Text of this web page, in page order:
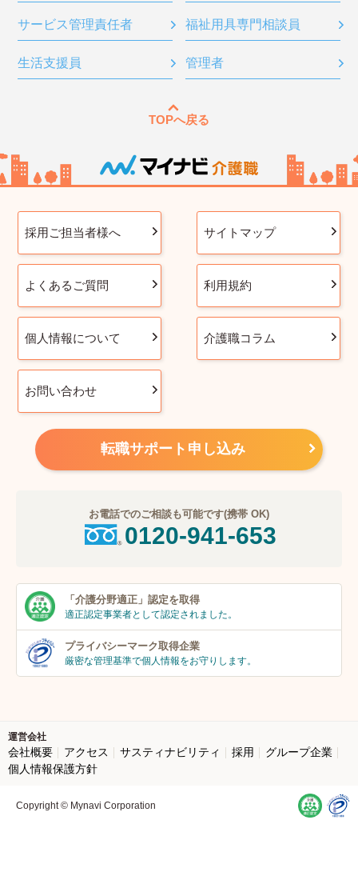
サービス管理責任者 福祉用具専門相談員
生活支援員 管理者
TOPへ戻る
採用ご担当者様へ サイトマップ
よくあるご質問 利用規約
個人情報について 介護職コラム
お問い合わせ
転職サポート申し込み
お電話でのご相談も可能です(携帯 OK)
0120-941-653
「介護分野適正」 認定を取得
適正認定事業者として認定されました。
プライバシーマーク取得企業
厳密な管理基準で個人情報をお守りします。
運営会社
会社概要 アクセス サスティナビリティ 採用
グループ企業
個人情報保護方針
Copyright © Mynavi Corporation